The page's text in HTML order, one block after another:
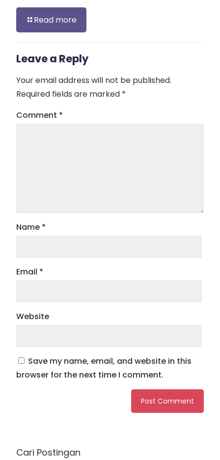
Read more
Leave a Reply
Your email address will not be published.
Required fields are marked *
Comment *
Name *
Email *
Website
Save my name, email, and website in this
browser for the next time I comment.
Cari Postingan